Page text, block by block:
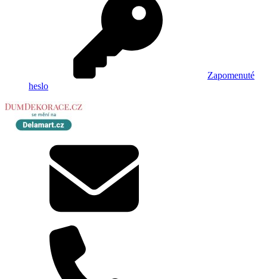
Zapomenuté
heslo